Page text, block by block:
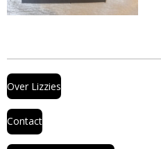
Over Lizzies
Contact